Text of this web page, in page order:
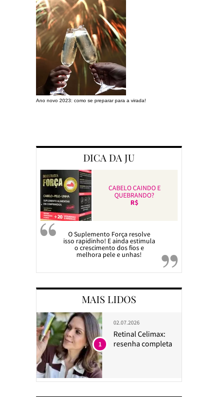
Ano novo 2023: como se preparar para a virada!
DICA DA JU
CABELO CAINDO E
QUEBRANDO?
R$
O Suplemento Força resolve
isso rapidinho! E ainda estimula
o crescimento dos fios e
melhora pele e unhas!
MAIS LIDOS
02.07.2026
Retinal Celimax:
resenha completa
1